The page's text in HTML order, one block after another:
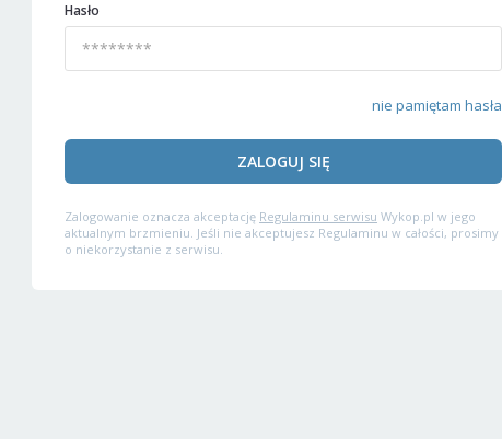
Hasło
nie pamiętam hasła
ZALOGUJ SIĘ
Zalogowanie oznacza akceptację Regulaminu serwisu Wykop.pl w jego
aktualnym brzmieniu. Jeśli nie akceptujesz Regulaminu w całości, prosimy
o niekorzystanie z serwisu.